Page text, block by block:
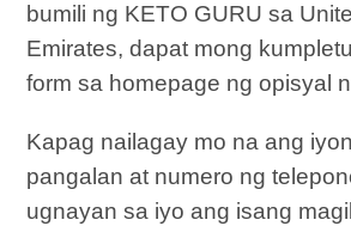
bumili ng KETO GURU sa
Emirates, dapat mong
form sa homepage ng opisyal
Kapag nailagay mo na ang
pangalan at numero ng
ugnayan sa iyo ang isang